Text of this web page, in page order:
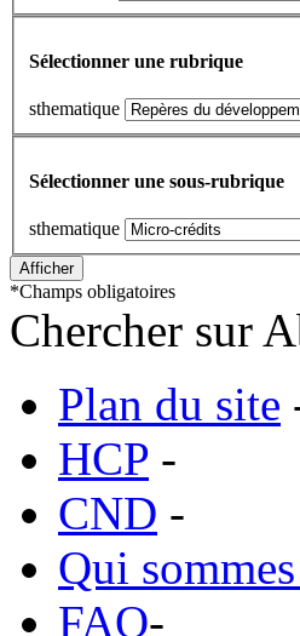
Sélectionner une rubrique
sthematique
Sélectionner une sous-rubrique
sthematique
*Champs obligatoires
Chercher sur
Plan du site
HCP -
CND -
Qui
FAQ-